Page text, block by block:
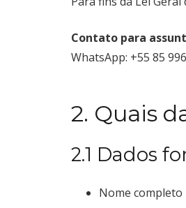
Contato para
WhatsApp: +55 85
2. Quais
2.1 Dados
Nome completo